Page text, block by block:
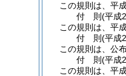
この規則は、平
付 則(平成
この規則は、平
付 則(平成
この規則は、公
付 則(平成
この規則は、平